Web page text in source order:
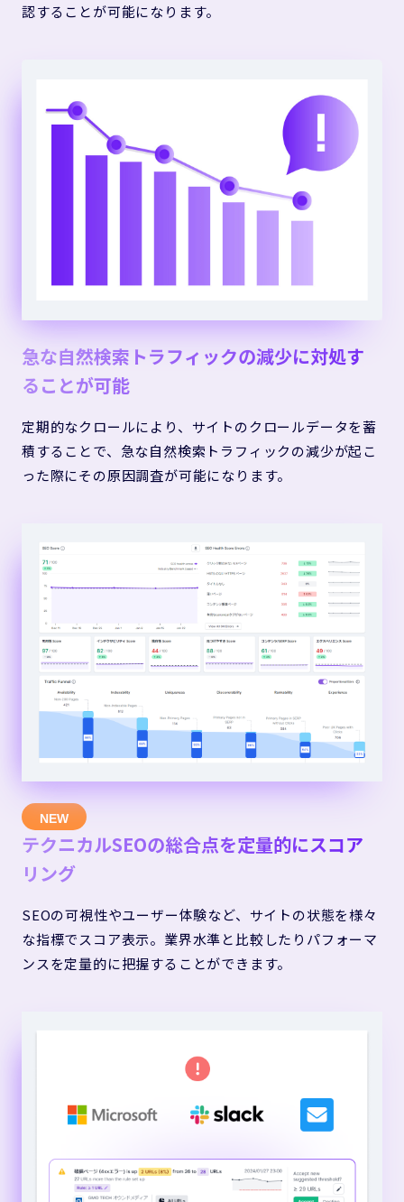
認することが可能になります。
急な自然検索トラフィックの減少に対処す
ることが可能
定期的なクロールにより、サイトのクロールデータを蓄
積することで、急な自然検索トラフィックの減少が起こ
った際にその原因調査が可能になります。
テクニカルSEOの総合点を定量的にスコア
リング
SEOの可視性やユーザー体験など、サイトの状態を様々
な指標でスコア表示。業界水準と比較したりパフォーマ
ンスを定量的に把握することができます。